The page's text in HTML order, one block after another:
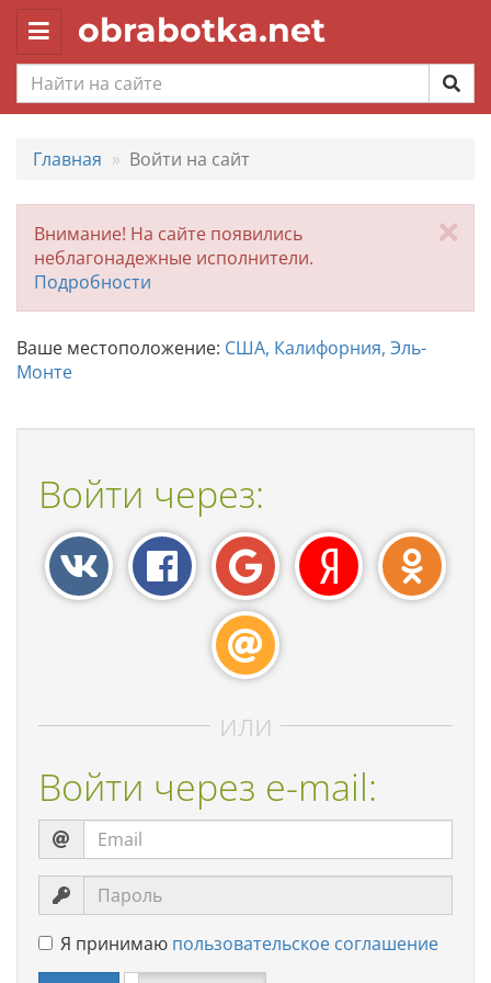
Toggle
navigation
obrabotka.net
Главная Войти на сайт
Внимание! На сайте появились
неблагонадежные исполнители.
Подробности
Ваше местоположение: США, Калифорния, Эль-
Монте
Войти через:
или
Войти через e-mail:
Я принимаю пользовательское соглашение